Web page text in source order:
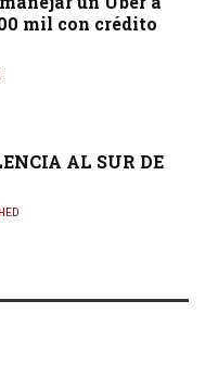
mil con crédito
AL SUR DE